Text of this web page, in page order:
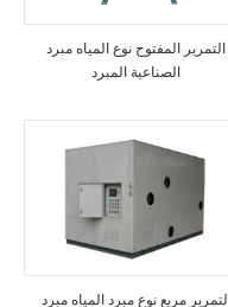
التمرير المفتوح نوع المياه مبرد
الصناعية المبرد
التمرير مربع نوع مبرد المياه مبرد